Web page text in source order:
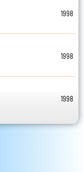
1998
1998
1998